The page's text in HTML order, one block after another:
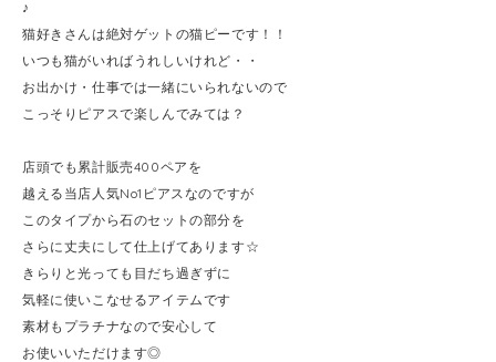
♪
猫好きさんは絶対ゲットの猫ピーです！！
いつも猫がいればうれしいけれど・・
お出かけ・仕事では一緒にいられないので
こっそりピアスで楽しんでみては？
店頭でも累計販売400ペアを
越える当店人気No1ピアスなのですが
このタイプから石のセットの部分を
さらに丈夫にして仕上げてあります☆
きらりと光っても目だち過ぎずに
気軽に使いこなせるアイテムです
素材もプラチナなので安心して
お使いいただけます◎